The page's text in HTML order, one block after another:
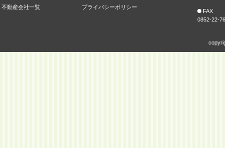
不動産会社一覧 プライバシーポリシー
FAX
0852-22-